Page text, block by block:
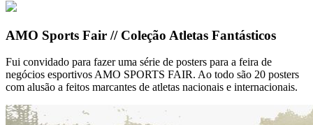
AMO Sports Fair // Coleção Atletas Fantásticos
Fui convidado para fazer uma série de posters para a feira de
negócios esportivos AMO SPORTS FAIR. Ao todo são 20 posters
com alusão a feitos marcantes de atletas nacionais e internacionais.